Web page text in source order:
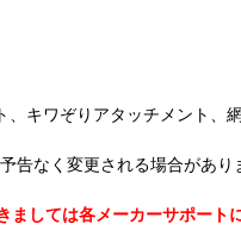
キワぞりアタッチメント、
告なく変更される場合があり
ましては各メーカーサポート